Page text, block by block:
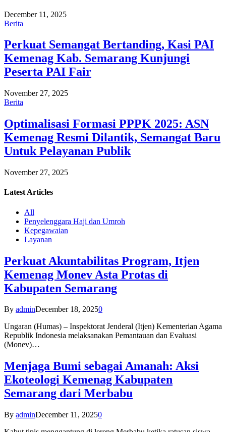
December 11, 2025
Berita
Perkuat Semangat Bertanding, Kasi PAI
Kemenag Kab. Semarang Kunjungi
Peserta PAI Fair
November 27, 2025
Berita
Optimalisasi Formasi PPPK 2025: ASN
Kemenag Resmi Dilantik, Semangat Baru
Untuk Pelayanan Publik
November 27, 2025
Latest Articles
All
Penyelenggara Haji dan Umroh
Kepegawaian
Layanan
Perkuat Akuntabilitas Program, Itjen
Kemenag Monev Asta Protas di
Kabupaten Semarang
By adminDecember 18, 20250
Ungaran (Humas) – Inspektorat Jenderal (Itjen) Kementerian Agama
Republik Indonesia melaksanakan Pemantauan dan Evaluasi
(Monev)…
Menjaga Bumi sebagai Amanah: Aksi
Ekoteologi Kemenag Kabupaten
Semarang dari Merbabu
By adminDecember 11, 20250